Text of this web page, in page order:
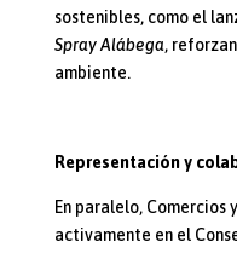
sostenibles, como el
Spray Alábega,
ambiente.
Representación y
En paralelo,
activamente en el